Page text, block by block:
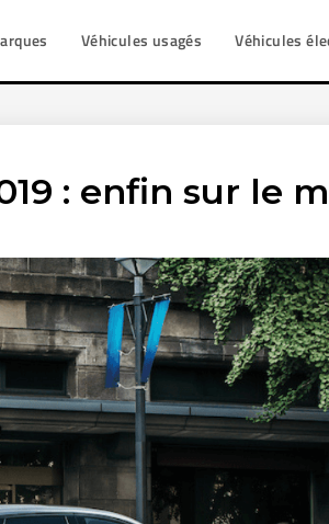
Véhicules usagés Véhicules
: enfin sur le